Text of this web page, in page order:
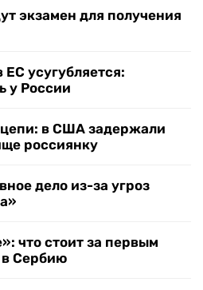
экзамен для получения
ЕС усугубляется:
у России
в США задержали
россиянку
дело из-за угроз
что стоит за первым
в Сербию